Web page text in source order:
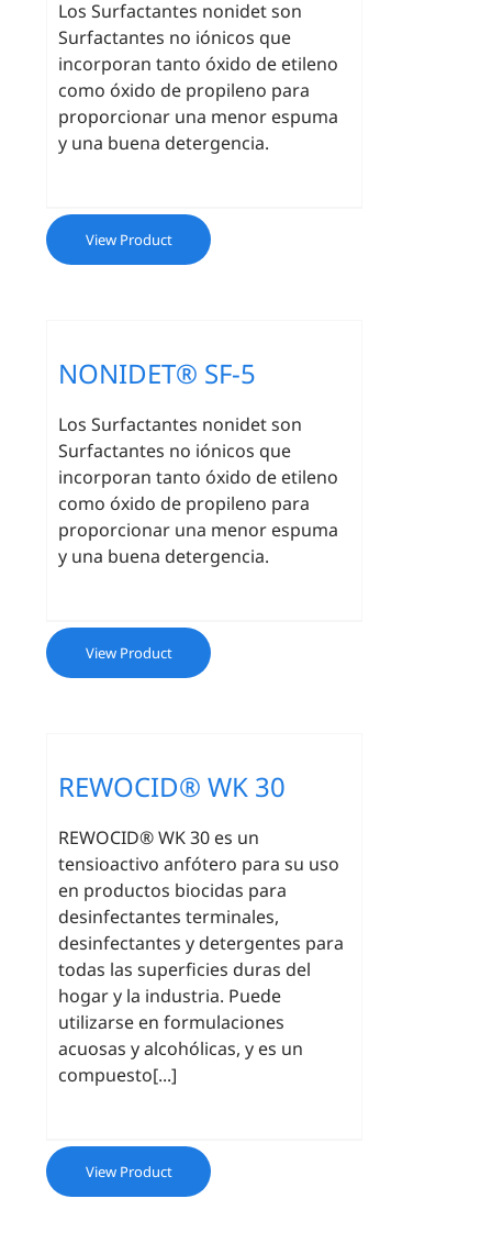
Los Surfactantes nonidet son
Surfactantes no iónicos que
incorporan tanto óxido de etileno
como óxido de propileno para
proporcionar una menor espuma
y una buena detergencia.
View Product
NONIDET® SF-5
Los Surfactantes nonidet son
Surfactantes no iónicos que
incorporan tanto óxido de etileno
como óxido de propileno para
proporcionar una menor espuma
y una buena detergencia.
View Product
REWOCID® WK 30
REWOCID® WK 30 es un
tensioactivo anfótero para su uso
en productos biocidas para
desinfectantes terminales,
desinfectantes y detergentes para
todas las superficies duras del
hogar y la industria. Puede
utilizarse en formulaciones
acuosas y alcohólicas, y es un
compuesto[...]
View Product